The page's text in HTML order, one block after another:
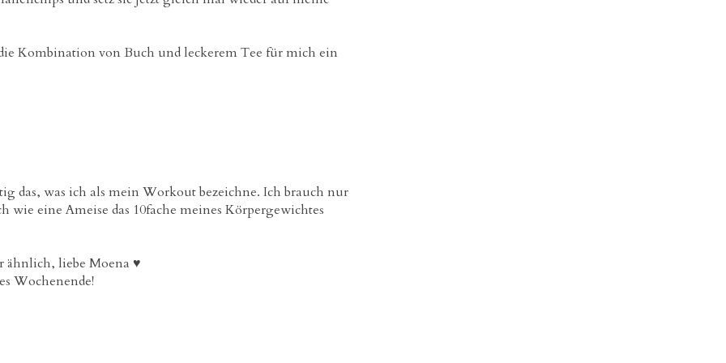
Kombination von Buch und leckerem Tee für mich ein
das, was ich als mein Workout bezeichne. Ich brauch nur
eine Ameise das 10fache meines Körpergewichtes
ähnlich, liebe Moena ♥
Wochenende!